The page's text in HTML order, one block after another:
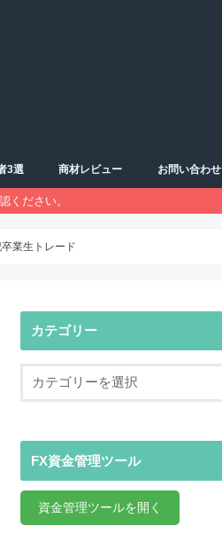
3選 商材レビュー
おすすめ商材一覧
Sランク
Aランク
Bランク
Cランク
Dランク
お問い合わせ
ください。
業生トレード
カテゴリー
FX資金管理ツール
資金管理ツールを開く